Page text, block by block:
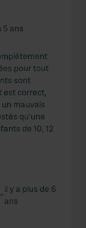
5 ans
pour tout
sont
est correct,
mauvais
qu'une
de 10, 12
il y a plus de 6
ans